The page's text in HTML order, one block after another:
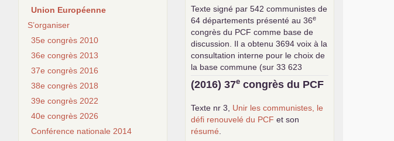
Union Européenne
S’organiser
35e congrès 2010
36e congrès 2013
37e congrès 2016
38e congrès 2018
39e congrès 2022
40e congrès 2026
Conférence nationale 2014
Texte signé par 542 communistes de
64 départements présenté au 36e
congrès du PCF comme base de
discussion. Il a obtenu 3694 voix à la
consultation interne pour le choix de
la base commune (sur 33 623
exprimés) .
(2016) 37e congrès du PCF
Texte nr 3, Unir les communistes, le
défi renouvelé du PCF et son
résumé